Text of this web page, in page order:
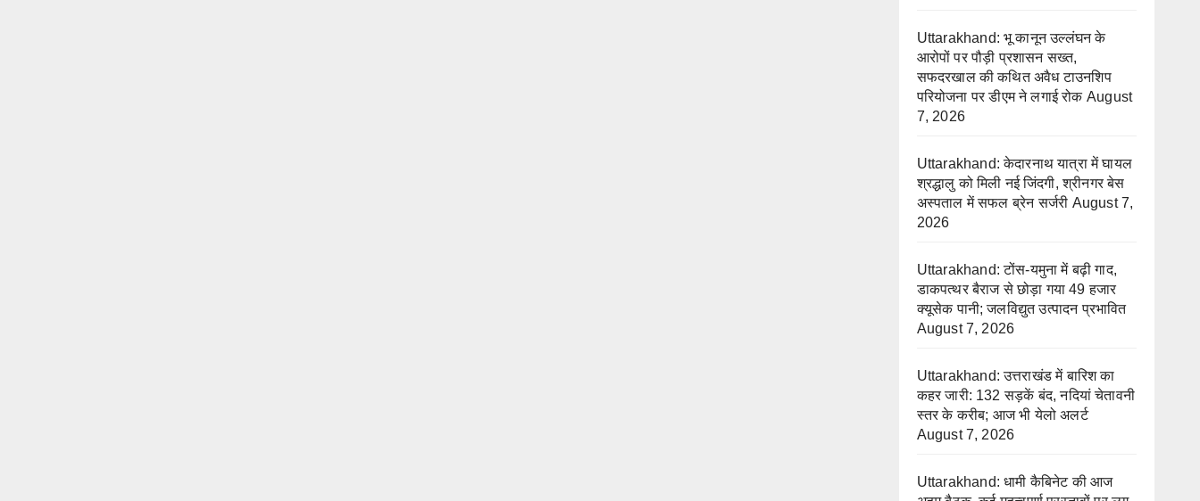
Uttarakhand: भू कानून उल्लंघन के
आरोपों पर पौड़ी प्रशासन सख्त,
सफदरखाल की कथित अवैध टाउनशिप
परियोजना पर डीएम ने लगाई रोक August
7, 2026
Uttarakhand: केदारनाथ यात्रा में घायल
श्रद्धालु को मिली नई जिंदगी, श्रीनगर बेस
अस्पताल में सफल ब्रेन सर्जरी August 7,
2026
Uttarakhand: टोंस-यमुना में बढ़ी गाद,
डाकपत्थर बैराज से छोड़ा गया 49 हजार
क्यूसेक पानी; जलविद्युत उत्पादन प्रभावित
August 7, 2026
Uttarakhand: उत्तराखंड में बारिश का
कहर जारी: 132 सड़कें बंद, नदियां चेतावनी
स्तर के करीब; आज भी येलो अलर्ट
August 7, 2026
Uttarakhand: धामी कैबिनेट की आज